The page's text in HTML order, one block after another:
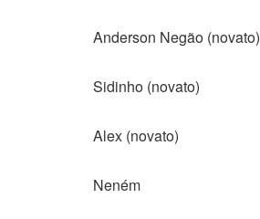
Anderson Negão (novato)
Sidinho (novato)
Alex (novato)
Neném